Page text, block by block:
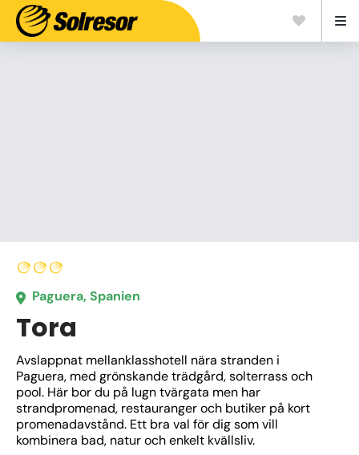
Paguera, Spanien
Tora
Avslappnat mellanklasshotell nära stranden i
Paguera, med grönskande trädgård, solterrass och
pool. Här bor du på lugn tvärgata men har
strandpromenad, restauranger och butiker på kort
promenadavstånd. Ett bra val för dig som vill
kombinera bad, natur och enkelt kvällsliv.